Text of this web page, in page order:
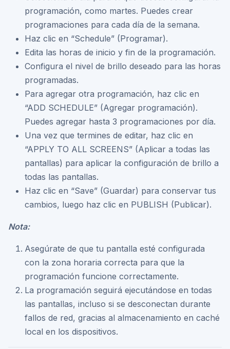
programación, como martes. Puedes crear
programaciones para cada día de la semana.
Haz clic en “Schedule” (Programar).
Edita las horas de inicio y fin de la programación.
Configura el nivel de brillo deseado para las horas
programadas.
Para agregar otra programación, haz clic en
“ADD SCHEDULE” (Agregar programación).
Puedes agregar hasta 3 programaciones por día.
Una vez que termines de editar, haz clic en
“APPLY TO ALL SCREENS” (Aplicar a todas las
pantallas) para aplicar la configuración de brillo a
todas las pantallas.
Haz clic en “Save” (Guardar) para conservar tus
cambios, luego haz clic en PUBLISH (Publicar).
Nota:
Asegúrate de que tu pantalla esté configurada
con la zona horaria correcta para que la
programación funcione correctamente.
La programación seguirá ejecutándose en todas
las pantallas, incluso si se desconectan durante
fallos de red, gracias al almacenamiento en caché
local en los dispositivos.